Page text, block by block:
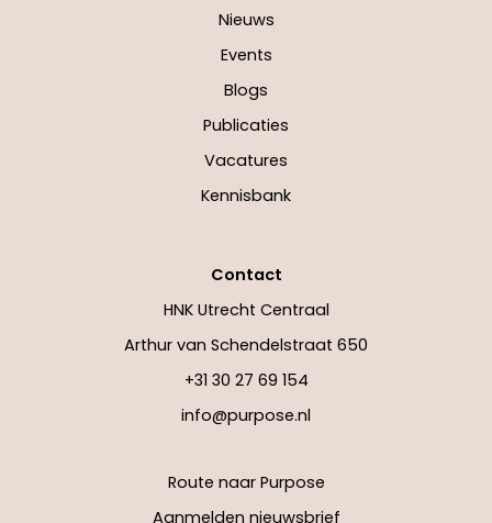
Nieuws
Events
Blogs
Publicaties
Vacatures
Kennisbank
Contact
HNK Utrecht Centraal
Arthur van Schendelstraat 650
+31 30 27 69 154
info@purpose.nl
Route naar Purpose
Aanmelden nieuwsbrief